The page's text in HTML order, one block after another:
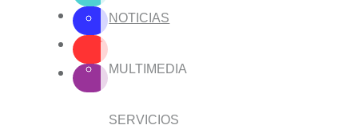
NOTICIAS
MULTIMEDIA
SERVICIOS